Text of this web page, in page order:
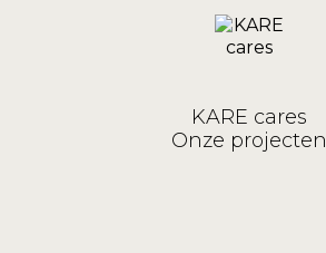
KARE cares
Onze projecten